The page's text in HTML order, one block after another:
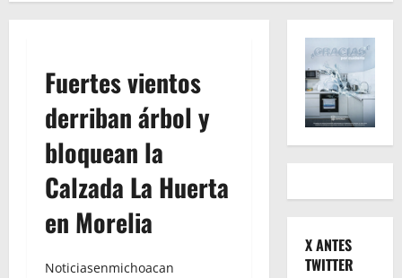
Fuertes vientos
derriban árbol y
bloquean la
Calzada La Huerta
en Morelia
Noticiasenmichoacan
X ANTES
TWITTER